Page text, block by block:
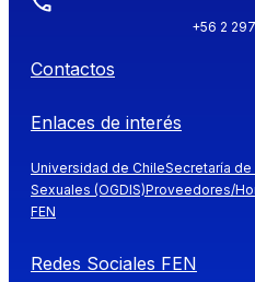
+56 2
Contactos
Enlaces de interés
Universidad de ChileSecretaría de
Sexuales (OGDIS)Proveedores/
FEN
Redes Sociales FEN